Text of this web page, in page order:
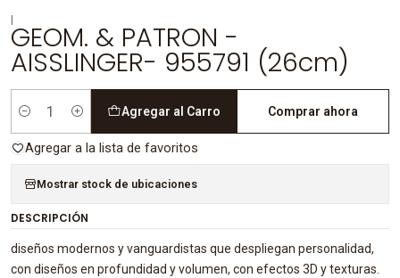
GEOM. & PATRON -
AISSLINGER- 955791 (26cm)
Cantidad
Agregar al Carro Comprar ahora
Agregar a la lista de favoritos
Mostrar stock de ubicaciones
DESCRIPCIÓN
diseños modernos y vanguardistas que despliegan personalidad,
con diseños en profundidad y volumen, con efectos 3D y texturas.